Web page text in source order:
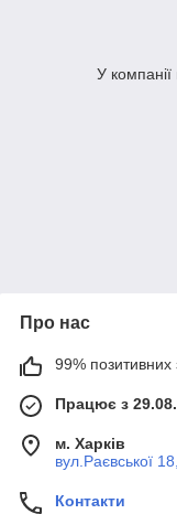
У
Про нас
99% позитивних
Працює з
м. Харків
вул.Раєвської
Контакти